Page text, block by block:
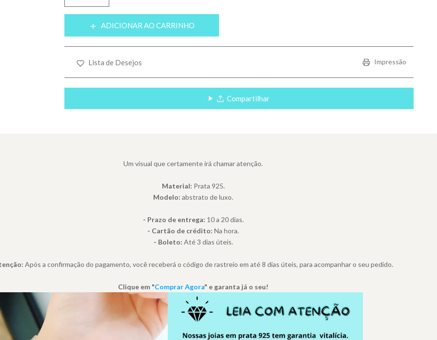
Translation missing: pt-BR.products.product.increase
ADICIONAR AO CARRINHO
Lista de Desejos Impressão
Compartilhar
Um visual que certamente irá chamar atenção.
Material: Prata 925.
Modelo: abstrato de luxo.
- Prazo de entrega: 10 a 20 dias.
- Cartão de crédito: Na hora.
- Boleto: Até 3 dias úteis.
Após a confirmação do pagamento, você receberá o código de rastreio em até 8 dias úteis, para acompanhar o seu pedido.
Clique em "Comprar Agora" e garanta já o seu!